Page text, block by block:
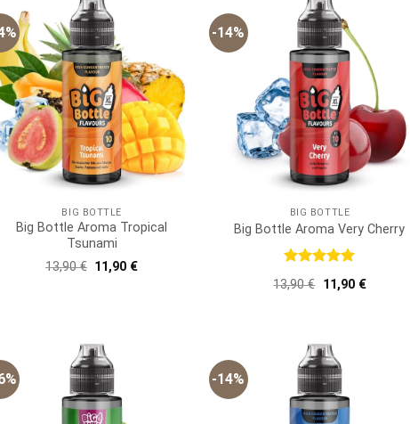
BIG BOTTLE
Big Bottle Aroma Tropical
Tsunami
13,90€ Ursprünglicher
Preis
11,90 €Aktueller
-14%
BIG BOTTLE
Big Bottle Aroma Very Cherry
Bewertet
mit5 von
13,90€ Ursprünglicher
Preis
11,90 €Aktueller
-14%